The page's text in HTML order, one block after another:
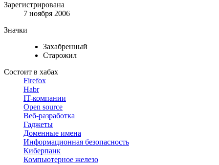
Зарегистрирована
7 ноября 2006
Значки
Захабренный
Старожил
Состоит в хабах
Firefox
Habr
IT-компании
Open source
Веб-разработка
Гаджеты
Доменные имена
Информационная безопасность
Киберпанк
Компьютерное железо